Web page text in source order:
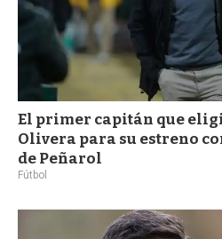
El primer capitán que
Olivera para su estreno
de Peñarol
Fútbol